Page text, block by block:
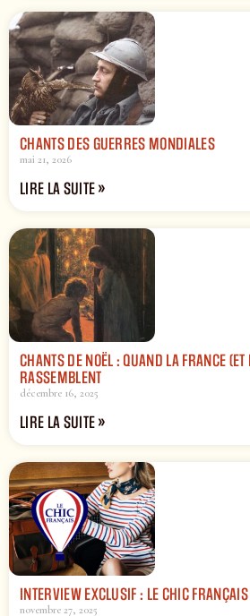
CHANTS DES GUERRES MONDIALES
mai 21, 2026
LIRE LA SUITE »
CHANTS DE NOËL : QUAND LA FRANCE (ET
RASSEMBLENT
décembre 16, 2025
LIRE LA SUITE »
INTERVIEW EXCLUSIF : LE CHIC
novembre 27, 2025